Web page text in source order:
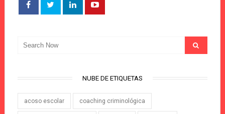
NUBE DE ETIQUETAS
acoso escolar coaching criminológica